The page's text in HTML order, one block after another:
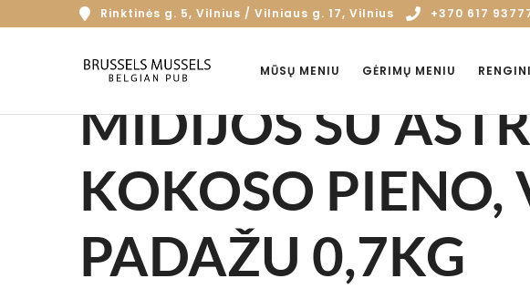
Rinktinės g. 5, Vilnius / Vilniaus g. 17, Vilnius +370 617
MŪSŲ MENIU GĖRIMŲ MENIU
MIDIJOS SU
KOKOSO PIENO,
PADAŽU 0,7KG